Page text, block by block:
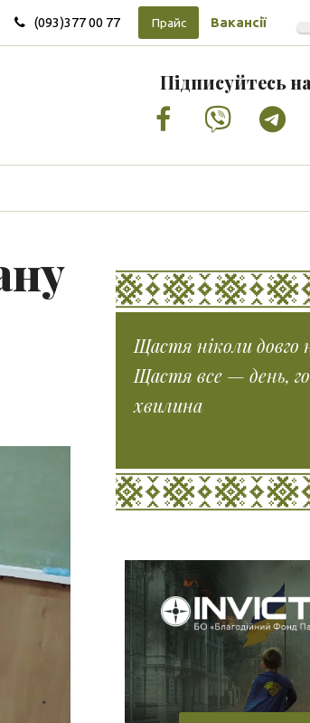
(093)377 00 77 Прайс Вакансії
Підписуйтесь
Facebook
Vimeo
Щастя ніколи довго
Щастя все — день,
хвилина